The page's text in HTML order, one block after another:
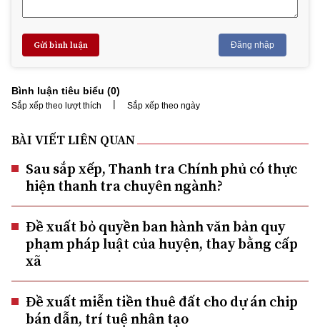
Gửi bình luận Đăng nhập
Bình luận tiêu biểu (0)
Sắp xếp theo lượt thích | Sắp xếp theo ngày
BÀI VIẾT LIÊN QUAN
Sau sắp xếp, Thanh tra Chính phủ có thực
hiện thanh tra chuyên ngành?
Đề xuất bỏ quyền ban hành văn bản quy
phạm pháp luật của huyện, thay bằng cấp
xã
Đề xuất miễn tiền thuê đất cho dự án chip
bán dẫn, trí tuệ nhân tạo